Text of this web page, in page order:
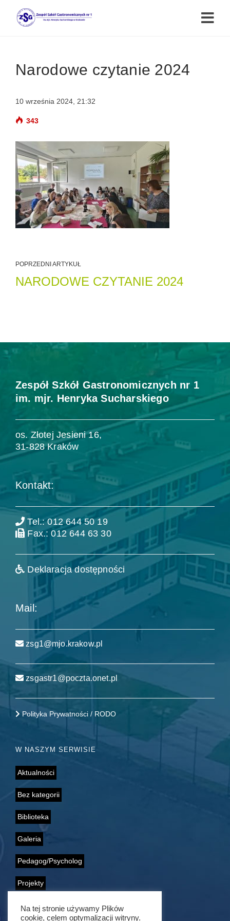
Narodowe czytanie 2024
10 września 2024, 21:32
343
POPRZEDNI ARTYKUŁ
NARODOWE CZYTANIE 2024
Zespół Szkół Gastronomicznych nr 1
im. mjr. Henryka Sucharskiego
os. Złotej Jesieni 16,
31-828 Kraków
Kontakt:
Tel.: 012 644 50 19
Fax.: 012 644 63 30
Deklaracja dostępności
Mail:
zsg1@mjo.krakow.pl
zsgastr1@poczta.onet.pl
Polityka Prywatności / RODO
W NASZYM SERWISIE
Aktualności
Bez kategorii
Biblioteka
Galeria
Pedagog/Psycholog
Projekty
Samorząd Uczniowski
Na tej stronie używamy Plików
cookie, celem optymalizacji witryny.